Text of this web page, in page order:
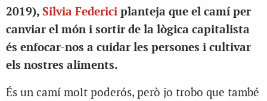
2019), Silvia Federici planteja que el camí per
canviar el món i sortir de la lògica capitalista
és enfocar-nos a cuidar les persones i cultivar
els nostres aliments.
És un camí molt poderós, però jo trobo que també